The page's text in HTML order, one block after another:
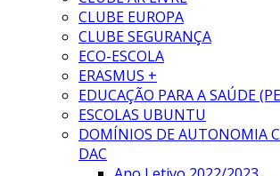
CLUBE EUROPA
CLUBE SEGURANÇA
ECO-ESCOLA
ERASMUS +
EDUCAÇÃO PARA A SAÚDE
ESCOLAS UBUNTU
DOMÍNIOS DE AUTONOMIA
DAC